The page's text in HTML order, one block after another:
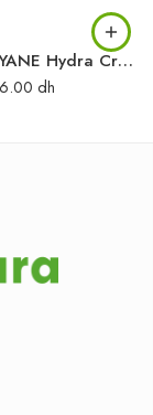
Ducray ICTYANE Hydra Crème riche visage 40 ml
dh